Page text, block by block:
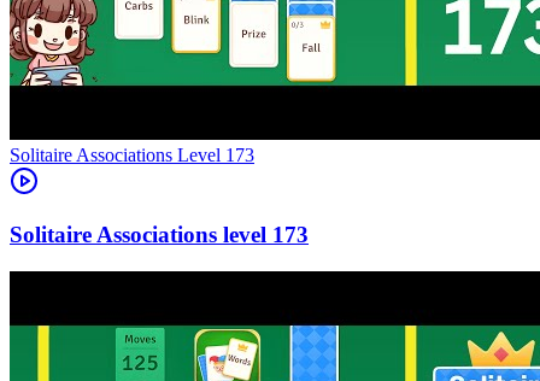
Level 173
173